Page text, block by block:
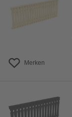
Merken